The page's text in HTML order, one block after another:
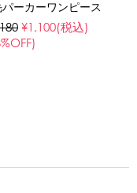
ーカーワンピース
¥1,100(税込)